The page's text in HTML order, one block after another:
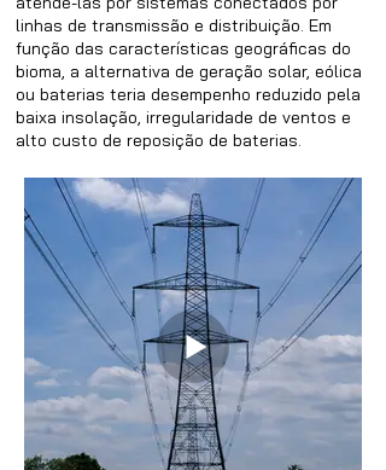
linhas de transmissão e distribuição. Em
função das características geográficas do
bioma, a alternativa de geração solar, eólica
ou baterias teria desempenho reduzido pela
baixa insolação, irregularidade de ventos e
alto custo de reposição de baterias.